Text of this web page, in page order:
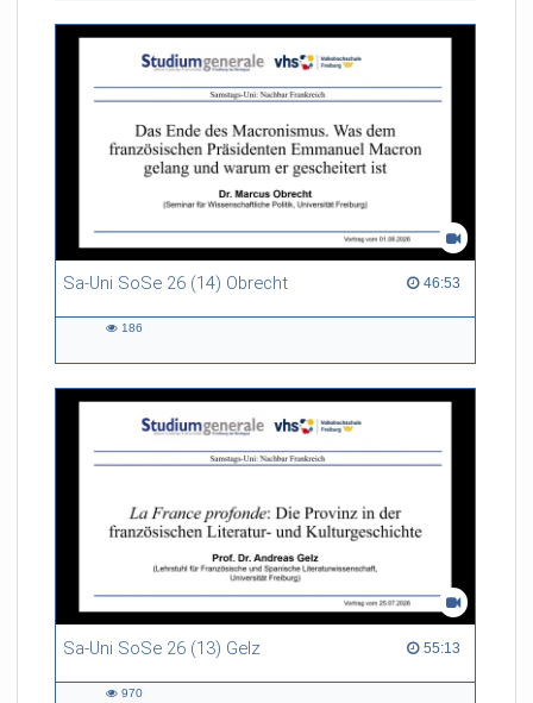
Sa-Uni SoSe 26 (14) Obrecht 46:53
46:53 duration
186
Sa-Uni SoSe 26 (13) Gelz 55:13
55:13 duration
970